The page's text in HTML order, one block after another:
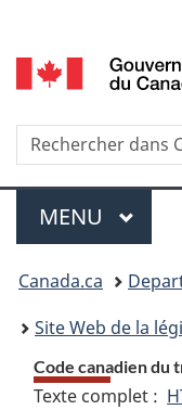
selection
Menu
MENU
You
are
here:
Canada.ca
Site Web de la
Code canadien du
Texte complet :